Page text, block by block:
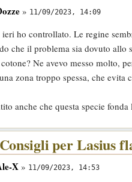
» 11/09/2023, 14:09
ho controllato. Le regine
che il problema sia dovuto allo
Ne avevo messo molto,
zona troppo spessa, che
anche che questa specie
per Lasius
X» 11/09/2023, 14:53